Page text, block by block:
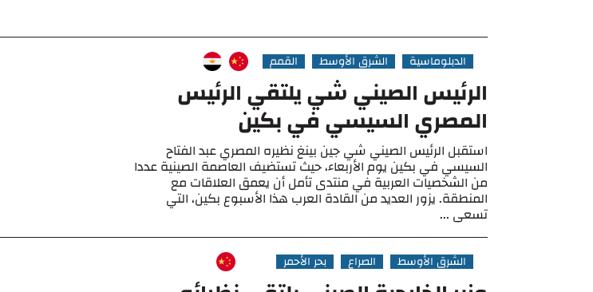
الدبلوماسية الشرق الأوسط القمم
الرئيس الصيني شي يلتقي الرئيس
المصري السيسي في بكين
استقبل الرئيس الصيني شي جين بينغ نظيره المصري عبد الفتاح
السيسي في بكين يوم الأربعاء، حيث تستضيف العاصمة الصينية عددا
من الشخصيات العربية في منتدى تأمل أن يعمق العلاقات مع
المنطقة. يزور العديد من القادة العرب هذا الأسبوع بكين، التي
تسعى ...
الشرق الأوسط الصراع بحر الأحمر